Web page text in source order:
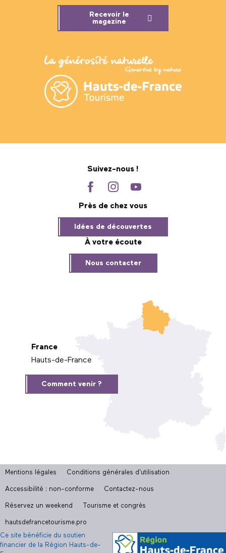
Recevoir le
magazine
Suivez-nous !
Près de chez vous
Idées de découvertes
À votre écoute
Nous contacter
France
Hauts-de-France
Comment venir ?
Mentions légales Conditions générales d'utilisation
Accessibilité : non-conforme Contactez-nous
Réservez un weekend Tourisme et congrès
hautsdefrancetourisme.pro
Ce site bénéficie du soutien
financier de la Région Hauts-de-